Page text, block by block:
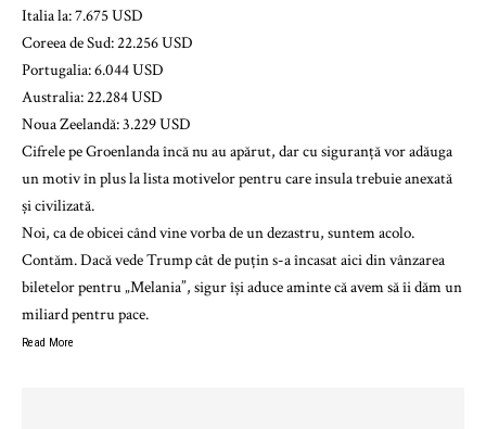
Italia la: 7.675 USD
Coreea de Sud: 22.256 USD
Portugalia: 6.044 USD
Australia: 22.284 USD
Noua Zeelandă: 3.229 USD
Cifrele pe Groenlanda încă nu au apărut, dar cu siguranță vor adăuga
un motiv în plus la lista motivelor pentru care insula trebuie anexată
și civilizată.
Noi, ca de obicei când vine vorba de un dezastru, suntem acolo.
Contăm. Dacă vede Trump cât de puțin s-a încasat aici din vânzarea
biletelor pentru „Melania”, sigur își aduce aminte că avem să îi dăm un
miliard pentru pace.
Read More